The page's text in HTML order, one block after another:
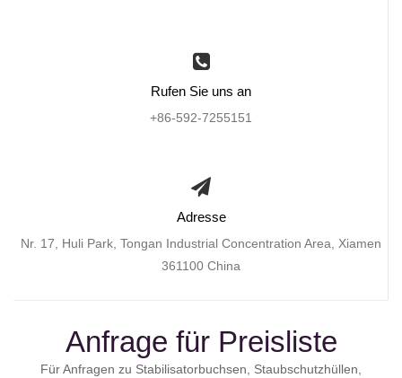
Rufen Sie uns an
+86-592-7255151
Adresse
Nr. 17, Huli Park, Tongan Industrial Concentration Area, Xiamen
361100 China
Anfrage für Preisliste
Für Anfragen zu Stabilisatorbuchsen, Staubschutzhüllen,